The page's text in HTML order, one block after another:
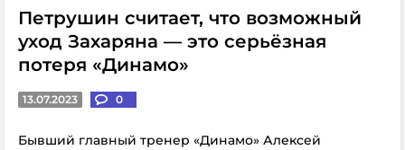
Петрушин считает, что возможный
уход Захаряна — это серьёзная
потеря «Динамо»
13.07.2023 0
Бывший главный тренер «Динамо» Алексей